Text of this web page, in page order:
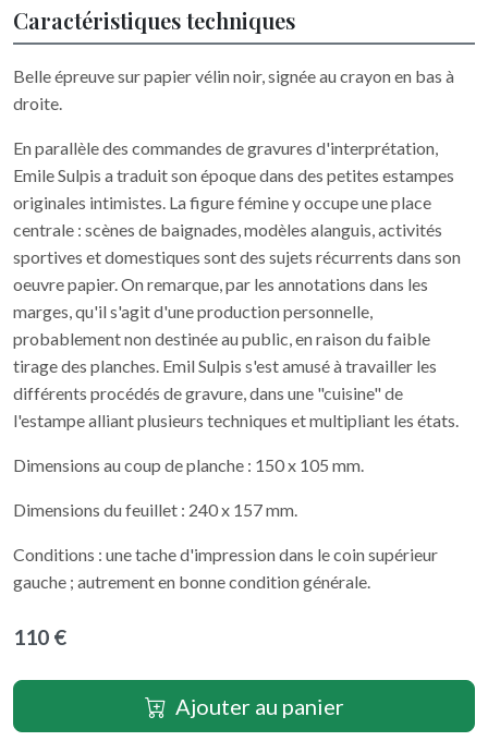
Caractéristiques techniques
Belle épreuve sur papier vélin noir, signée au crayon en bas à
droite.
En parallèle des commandes de gravures d'interprétation,
Emile Sulpis a traduit son époque dans des petites estampes
originales intimistes. La figure fémine y occupe une place
centrale : scènes de baignades, modèles alanguis, activités
sportives et domestiques sont des sujets récurrents dans son
oeuvre papier. On remarque, par les annotations dans les
marges, qu'il s'agit d'une production personnelle,
probablement non destinée au public, en raison du faible
tirage des planches. Emil Sulpis s'est amusé à travailler les
différents procédés de gravure, dans une "cuisine" de
l'estampe alliant plusieurs techniques et multipliant les états.
Dimensions au coup de planche : 150 x 105 mm.
Dimensions du feuillet : 240 x 157 mm.
Conditions : une tache d'impression dans le coin supérieur
gauche ; autrement en bonne condition générale.
110 €
Ajouter au panier